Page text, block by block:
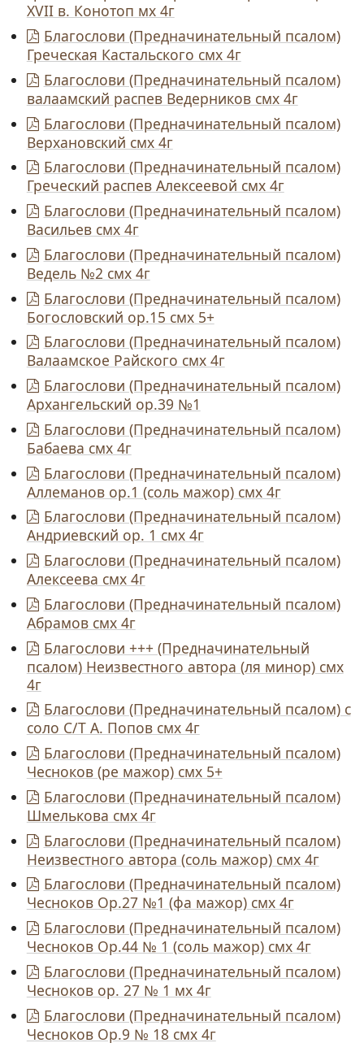
XVII в. Конотоп мх 4г
Благослови (Предначинательный псалом)
Греческая Кастальского смх 4г
Благослови (Предначинательный псалом)
валаамский распев Ведерников смх 4г
Благослови (Предначинательный псалом)
Верхановский смх 4г
Благослови (Предначинательный псалом)
Греческий распев Алексеевой смх 4г
Благослови (Предначинательный псалом)
Васильев смх 4г
Благослови (Предначинательный псалом)
Ведель №2 смх 4г
Благослови (Предначинательный псалом)
Богословский ор.15 смх 5+
Благослови (Предначинательный псалом)
Валаамское Райского смх 4г
Благослови (Предначинательный псалом)
Архангельский ор.39 №1
Благослови (Предначинательный псалом)
Бабаева смх 4г
Благослови (Предначинательный псалом)
Аллеманов ор.1 (соль мажор) смх 4г
Благослови (Предначинательный псалом)
Андриевский ор. 1 смх 4г
Благослови (Предначинательный псалом)
Алексеева смх 4г
Благослови (Предначинательный псалом)
Абрамов смх 4г
Благослови +++ (Предначинательный
псалом) Неизвестного автора (ля минор) смх
4г
Благослови (Предначинательный псалом) с
соло С/Т А. Попов смх 4г
Благослови (Предначинательный псалом)
Чесноков (ре мажор) смх 5+
Благослови (Предначинательный псалом)
Шмелькова смх 4г
Благослови (Предначинательный псалом)
Неизвестного автора (соль мажор) смх 4г
Благослови (Предначинательный псалом)
Чесноков Ор.27 №1 (фа мажор) смх 4г
Благослови (Предначинательный псалом)
Чесноков Ор.44 № 1 (соль мажор) смх 4г
Благослови (Предначинательный псалом)
Чесноков ор. 27 № 1 мх 4г
Благослови (Предначинательный псалом)
Чесноков Ор.9 № 18 смх 4г